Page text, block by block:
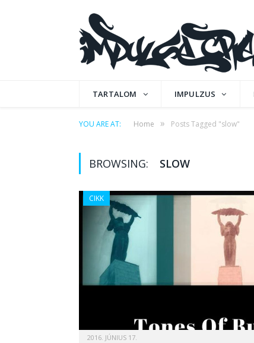
TARTALOM IMPULZUS
YOU ARE AT: Home » Posts Tagged "slow"
BROWSING: SLOW
CIKK
2016. JÚNIUS 17.